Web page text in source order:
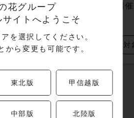
花グループ
イトへようこそ
を選択してください。
から変更も可能です。
東北版 甲信越版
中部版 北陸版
店】夏休み限定企
画 開催中！
開
対